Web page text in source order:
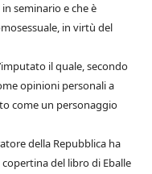
seminario e che è
in virtù del
il quale, secondo
opinioni personali a
come un personaggio
della Repubblica ha
del libro di Eballe